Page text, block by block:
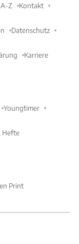
Z Kontakt
Datenschutz
Karriere
Youngtimer
Hefte
Print